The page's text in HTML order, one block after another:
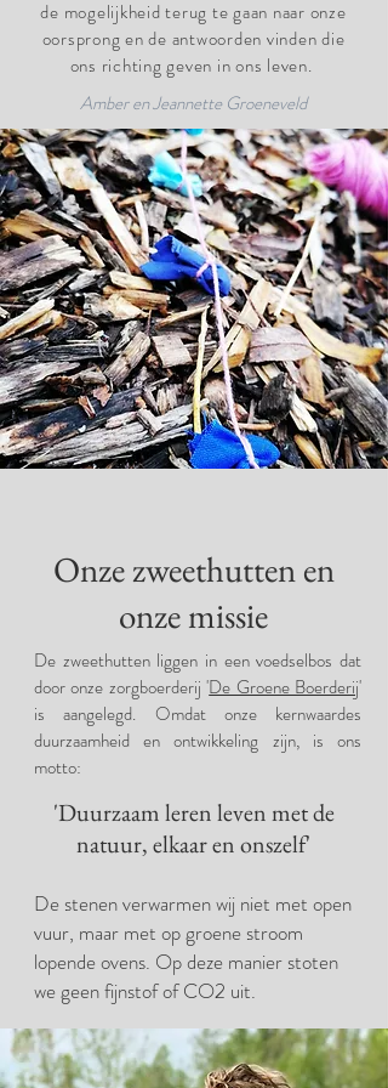
de mogelijkheid terug te gaan naar onze
oorsprong en de antwoorden vinden die
ons richting geven in ons leven.
Amber en Jeannette Groeneveld
Onze zweethutten en
onze missie
De zweethutten liggen in een voedselbos dat
door onze zorgboerderij 'De Groene Boerderij'
is aangelegd. Omdat onze kernwaardes
duurzaamheid en ontwikkeling zijn, is ons
motto:
'Duurzaam leren leven met de
natuur, elkaar en onszelf'
De stenen verwarmen wij niet met open
vuur, maar met op groene stroom
lopende ovens. Op deze manier stoten
we geen fijnstof of CO2 uit.